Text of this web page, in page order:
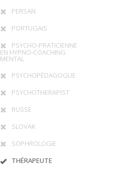
PERSAN
PORTUGAIS
PSYCHO-PRATICIENNE
EN HYPNO-COACHING
MENTAL
PSYCHOPÉDAGOGUE
PSYCHOTHERAPIST
RUSSE
SLOVAK
SOPHROLOGIE
THÉRAPEUTE